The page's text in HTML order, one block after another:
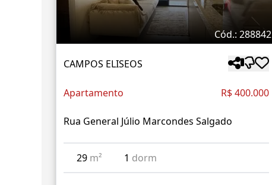
Cód.: 288842
CAMPOS ELISEOS
Apartamento R$ 400.000
Rua General Júlio Marcondes Salgado
29 m² 1 dorm